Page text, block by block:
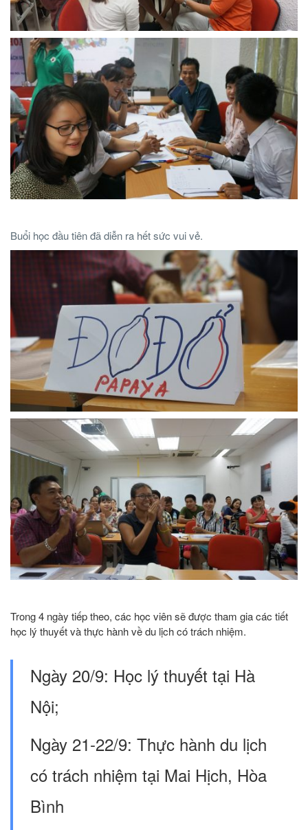
Buổi học đầu tiên đã diễn ra hết sức vui vẻ.
Trong 4 ngày tiếp theo, các học viên sẽ được tham gia các tiết
học lý thuyết và thực hành về du lịch có trách nhiệm.
Ngày 20/9: Học lý thuyết tại Hà
Nội;
Ngày 21-22/9: Thực hành du lịch
có trách nhiệm tại Mai Hịch, Hòa
Bình